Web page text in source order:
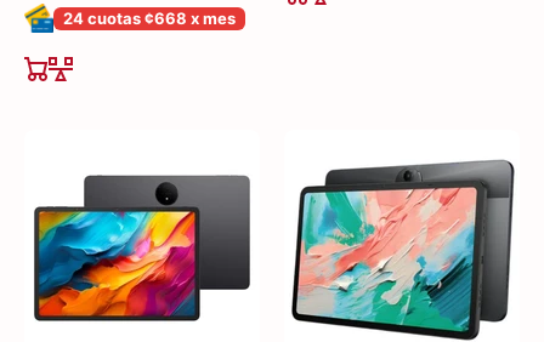
24 cuotas ¢668 x mes